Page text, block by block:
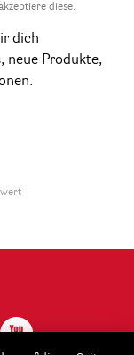
diese.
dich
neue Produkte,